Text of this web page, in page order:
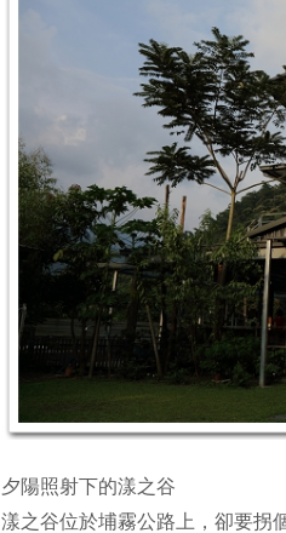
夕陽照射下的漾之谷
漾之谷位於埔霧公路上，卻要拐